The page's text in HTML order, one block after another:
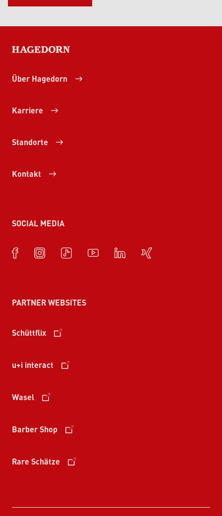
HAGEDORN
Über Hagedorn
Karriere
Standorte
Kontakt
SOCIAL MEDIA
PARTNER WEBSITES
Schüttflix
u+i interact
Wasel
Barber Shop
Rare Schätze